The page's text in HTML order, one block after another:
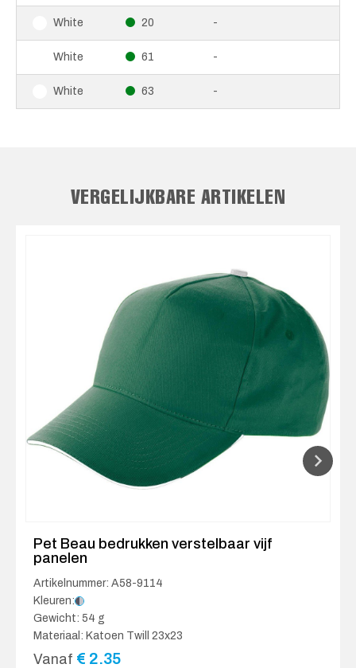
White 20 -
White 61 -
White 63 -
VERGELIJKBARE ARTIKELEN
Pet Beau bedrukken verstelbaar vijf
panelen
Artikelnummer: A58-9114
Kleuren:
Gewicht: 54 g
Materiaal: Katoen Twill 23x23
Vanaf € 2.35